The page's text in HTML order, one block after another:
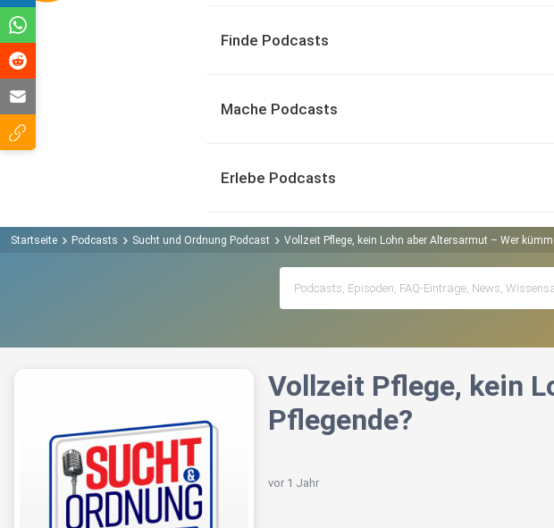
Finde Podcasts
Mache Podcasts
Erlebe Podcasts
Startseite Podcasts Sucht und Ordnung Podcast Vollzeit Pflege, kein Lohn aber Altersarmut – Wer
Vollzeit Pflege, kein
Pflegende?
vor 1 Jahr